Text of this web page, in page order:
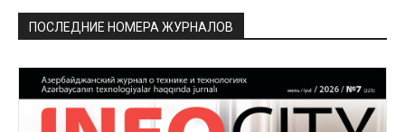
ПОСЛЕДНИЕ НОМЕРА ЖУРНАЛОВ